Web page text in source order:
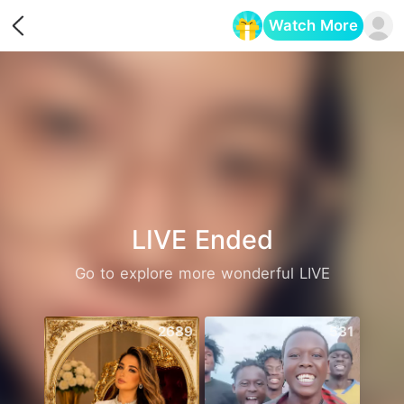
Watch More
LIVE Ended
Go to explore more wonderful LIVE
2689 531